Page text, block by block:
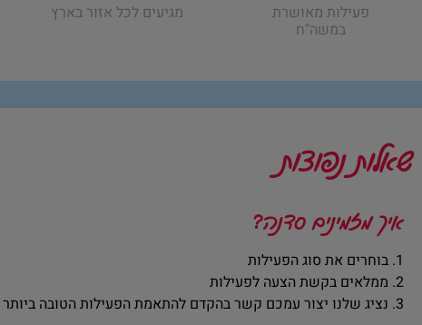
פעילות מאושרת
במשה"ח
מגיעים לכל אזור בארץ
שאלות נפוצות
איך מזמינים סדנה?
1. בוחרים את סוג הפעילות
2. ממלאים בקשת הצעה לפעילות
3. נציג שלנו יצור עמכם קשר בהקדם להתאמת הפעילות הטובה ביותר עבורכם!